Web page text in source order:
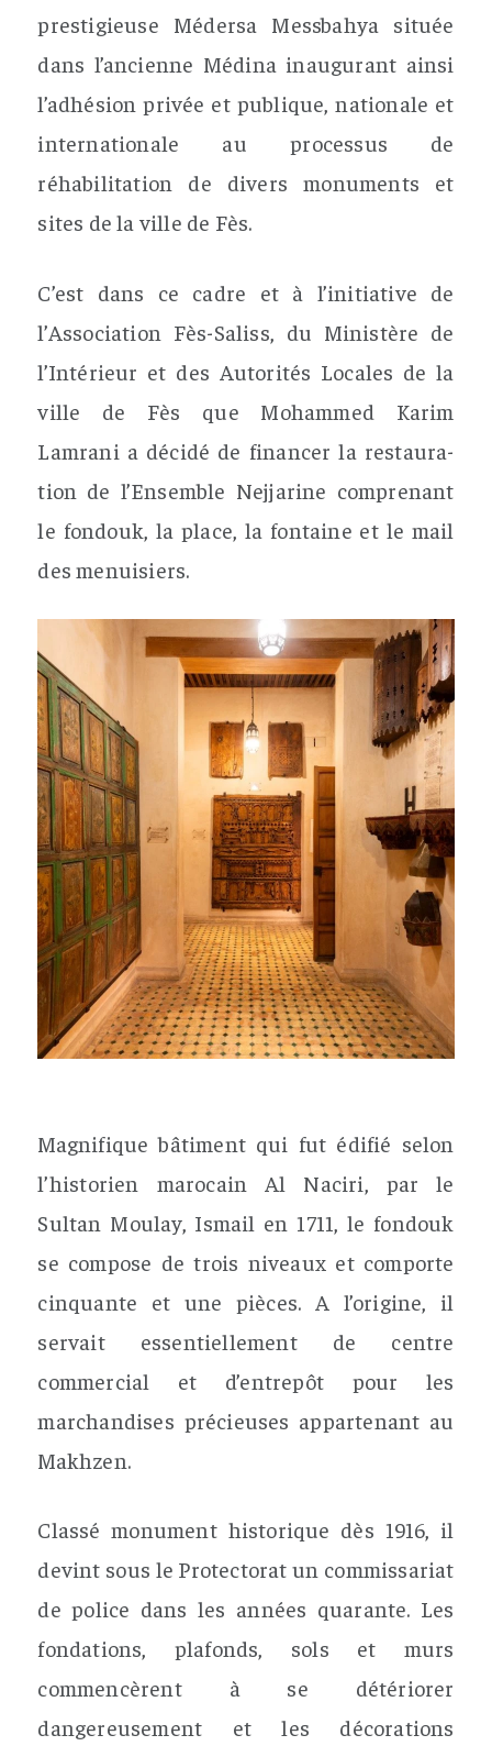
prestigieuse Médersa Messbahya située
dans l’ancienne Médina inaugurant ainsi
l’adhésion privée et publique, nationale et
internationale au processus de
réhabilitation de divers monuments et
sites de la ville de Fès.
C’est dans ce cadre et à l’initiative de
l’Association Fès-Saliss, du Ministère de
l’Intérieur et des Autorités Locales de la
ville de Fès que Mohammed Karim
Lamrani a décidé de financer la restaura-
tion de l’Ensemble Nejjarine comprenant
le fondouk, la place, la fontaine et le mail
des menuisiers.
Magnifique bâtiment qui fut édifié selon
l’historien marocain Al Naciri, par le
Sultan Moulay, Ismail en 1711, le fondouk
se compose de trois niveaux et comporte
cinquante et une pièces. A l’origine, il
servait essentiellement de centre
commercial et d’entrepôt pour les
marchandises précieuses appartenant au
Makhzen.
Classé monument historique dès 1916, il
devint sous le Protectorat un commissariat
de police dans les années quarante. Les
fondations, plafonds, sols et murs
commencèrent à se détériorer
dangereusement et les décorations